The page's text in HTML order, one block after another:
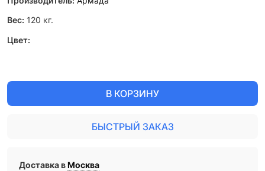
Вес: 120 кг.
Цвет:
В КОРЗИНУ
БЫСТРЫЙ ЗАКАЗ
Доставка вМосква